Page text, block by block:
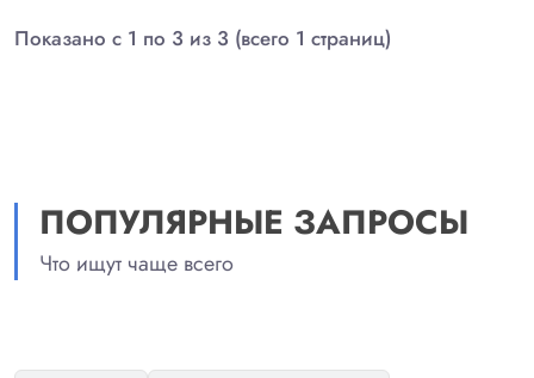
Показано с 1 по 3 из 3 (всего 1 страниц)
ПОПУЛЯРНЫЕ ЗАПРОСЫ
Что ищут чаще всего